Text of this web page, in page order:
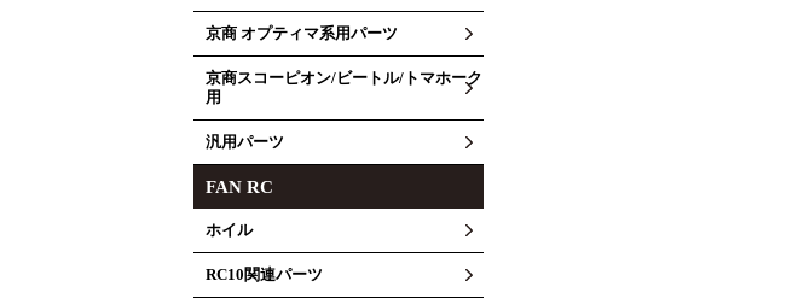
京商 オプティマ系用パーツ
京商スコーピオン/ビートル/トマホーク
用
汎用パーツ
FAN RC
ホイル
RC10関連パーツ